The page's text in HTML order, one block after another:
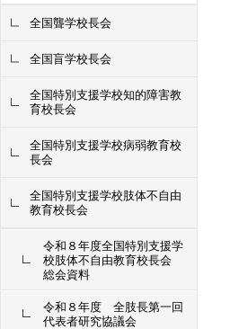
全国聾学校長会
全国盲学校長会
全国特別支援学校知的障害教
育校長会
全国特別支援学校病弱教育校
長会
全国特別支援学校肢体不自由
教育校長会
令和８年度全国特別支援学
校肢体不自由教育校長会
総会資料
令和８年度 全肢長第一回
代表者研究協議会